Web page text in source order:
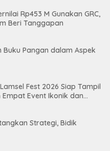
Rp453 M Gunakan GRC,
Beri Tanggapan
Buku Pangan dalam Aspek
Fest 2026 Siap Tampil
Event Ikonik dan
Strategi, Bidik